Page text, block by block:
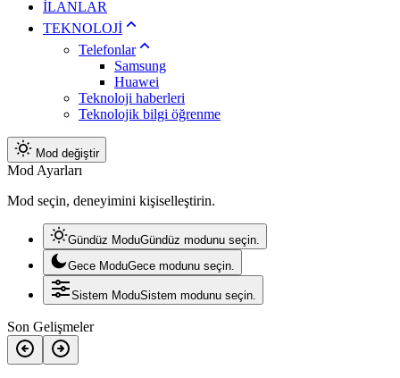
İLANLAR
TEKNOLOJİ
Telefonlar
Samsung
Huawei
Teknoloji haberleri
Teknolojik bilgi öğrenme
Mod değiştir
Mod Ayarları
Mod seçin, deneyimini kişiselleştirin.
Gündüz ModuGündüz modunu seçin.
Gece ModuGece modunu seçin.
Sistem ModuSistem modunu seçin.
Son Gelişmeler